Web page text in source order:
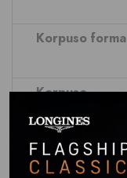
Korpuso forma
Korpuso
medžiaga
Korpuso plotis
mm